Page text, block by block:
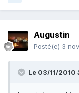
Augustin
Posté(e) 3
Le 03/11/2010